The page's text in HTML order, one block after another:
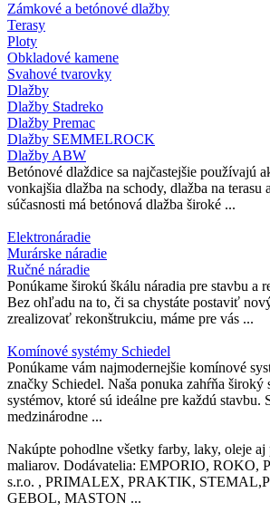
Zámkové a betónové dlažby
Terasy
Ploty
Obkladové kamene
Svahové tvarovky
Dlažby
Dlažby Stadreko
Dlažby Premac
Dlažby SEMMELROCK
Dlažby ABW
Betónové dlaždice sa najčastejšie používajú
vonkajšia dlažba na schody, dlažba na terasu
súčasnosti má betónová dlažba široké ...
Elektronáradie
Murárske náradie
Ručné náradie
Ponúkame širokú škálu náradia pre stavbu a
Bez ohľadu na to, či sa chystáte postaviť
zrealizovať rekonštrukciu, máme pre vás ...
Komínové systémy Schiedel
Ponúkame vám najmodernejšie komínové
značky Schiedel. Naša ponuka zahŕňa
systémov, ktoré sú ideálne pre každú stavbu.
medzinárodne ...
Nakúpte pohodlne všetky farby, laky, oleje aj
maliarov. Dodávatelia: EMPORIO, ROKO,
s.r.o. , PRIMALEX, PRAKTIK,
GEBOL, MASTON ...